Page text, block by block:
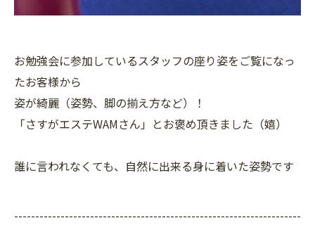
お勉強会に参加しているスタッフの座り姿をご覧になっ
たお客様から
姿が綺麗（姿勢、脚の揃え方など）！
「さすがエステWAMさん」とお褒め頂きました（嬉）
誰に言われなくても、自然に出来る身に着いた姿勢です
--------------------------------------------------------------------